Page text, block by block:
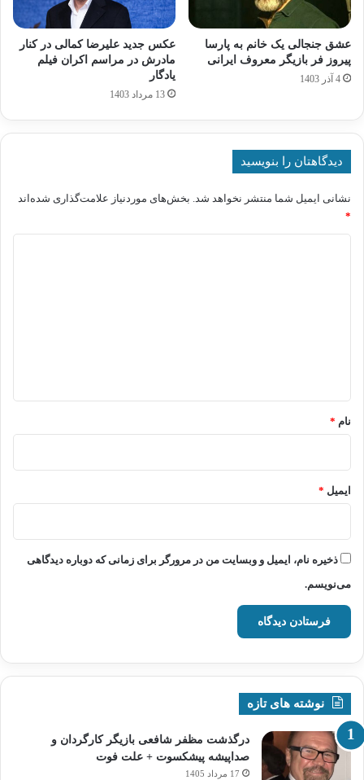
عشق جنجالی یک خانم به پارسا
پیروز فر بازیگر معروف ایرانی
4 آذر 1403
عکس جدید علیرضا کمالی در کنار
مادرش در مراسم اکران فیلم
یادگار
13 مرداد 1403
دیدگاهتان را بنویسید
نشانی ایمیل شما منتشر نخواهد شد. بخش‌های موردنیاز علامت‌گذاری شده‌اند
*
نام *
ایمیل *
ذخیره نام، ایمیل و وبسایت من در مرورگر برای زمانی که دوباره دیدگاهی
می‌نویسم.
نوشته های تازه
درگذشت مظفر شافعی بازیگر کارگردان و
صداپیشه پیشکسوت + علت فوت
17 مرداد 1405